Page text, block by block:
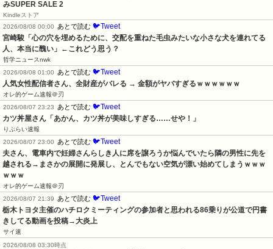
みSUPER SALE 2
Kindleストア
2026/08/08 00:00
あとで読む 🐦Tweet
宮崎駿「心の穴を埋めるために、交配を重ねた毛虫みたいな小さな犬を連れてる
人、本当に醜い」←これどう思う？
哲学ニュースnwk
2026/08/08 01:00
あとで読む 🐦Tweet
人気女性配信者さん、全財産がバレる → 金額がヤバすぎるｗｗｗｗｗｗ
オレ的ゲーム速報＠刃
2026/08/07 23:23
あとで読む 🐦Tweet
カツ丼屋さん「あかん、カツ丼が美味しすぎる……せや！」
りぷらい速報
2026/08/07 23:00
あとで読む 🐦Tweet
夫さん、電車内で妊婦さんらしき人に席を譲ろうか悩んでいたら隣の男性に先を
越される→まさかの展開に発展し、とんでもない空気が漂い始めてしまうｗｗｗ
ｗｗｗ
オレ的ゲーム速報＠刃
2026/08/07 21:39
あとで読む 🐦Tweet
栃木トヨタ主催のハチロクミーティングの参加者と思われる86乗りが公道で円書
きしてる動画を投稿→大炎上
サイ速
2026/08/08 03:30時点